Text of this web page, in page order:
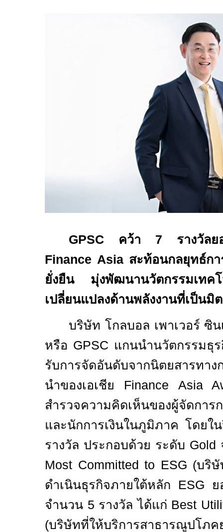
GPSC คว้า 7 รางวัลย
Finance Asia สะท้อนกลยุทธ์ก
ยั่งยืน มุ่งพัฒนานวัตกรรมเทค
เปลี่ยนแปลงด้านพลังงานที่เป็นมิ
บริษัท โกลบอล เพาเวอร์ ซิ
หรือ GPSC แกนนำนวัตกรรมธุ
รับการจัดอันดับจากนิตยสารทาง
นำของเอเชีย Finance
Asia
สำรวจความคิดเห็นของผู้จัดก
และนักการเงินในภูมิภาคโดยใ
รางวัล ประกอบด้วย ระดับ Gold
Most Committed to ESG (บริ
ดำเนินธุรกิจภายใต้หลัก ESG ย
จำนวน 5 รางวัล ได้แก่ Best
(บริษัทที่ให้บริการสาธารณูปโภค